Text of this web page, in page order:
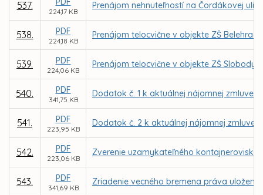
537.
224,17 KB
Prenájom nehnuteľností na Čordákovej
538. PDF
224,18 KB
Prenájom telocvične v objekte ZŠ
539. PDF
224,06 KB
Prenájom telocvične v objekte ZŠ Slobody
540. PDF
341,75 KB
Dodatok č. 1 k aktuálnej nájomnej zmluve
541. PDF
223,95 KB
Dodatok č. 2 k aktuálnej nájomnej zmluve
542. PDF
223,06 KB
Zverenie uzamykateľného kontajneroviska
543. PDF
341,69 KB
Zriadenie vecného bremena práva